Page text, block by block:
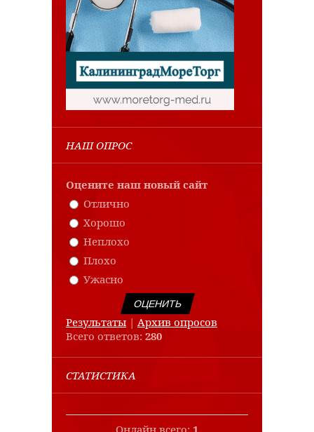
НАШ ОПРОС
Оцените наш новый сайт
Отлично
Хорошо
Неплохо
Плохо
Ужасно
Результаты | Архив опросов
Всего ответов: 280
СТАТИСТИКА
Онлайн всего: 1